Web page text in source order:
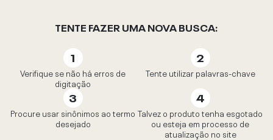
TENTE FAZER UMA NOVA BUSCA:
Verifique se não há erros de
digitação
Tente utilizar palavras-chave
Procure usar sinônimos ao termo
desejado
Talvez o produto tenha esgotado
ou esteja em processo de
atualização no site